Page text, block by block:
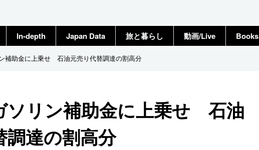
In-depth Japan Data 旅と暮らし 動画/Live Books
補助金に上乗せ 石油元売り代替調達の割高分
ソリン補助金に上乗せ 石油
調達の割高分